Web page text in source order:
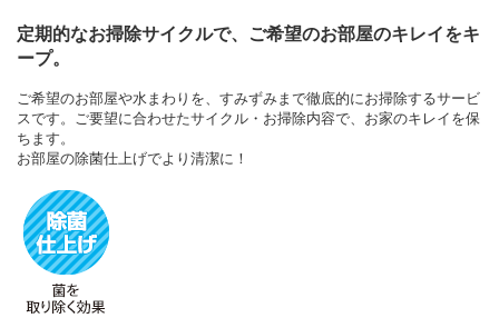
定期的なお掃除サイクルで、ご希望のお部屋のキレイをキ
ープ。
ご希望のお部屋や水まわりを、すみずみまで徹底的にお掃除するサービ
スです。ご要望に合わせたサイクル・お掃除内容で、お家のキレイを保
ちます。
お部屋の除菌仕上げでより清潔に！